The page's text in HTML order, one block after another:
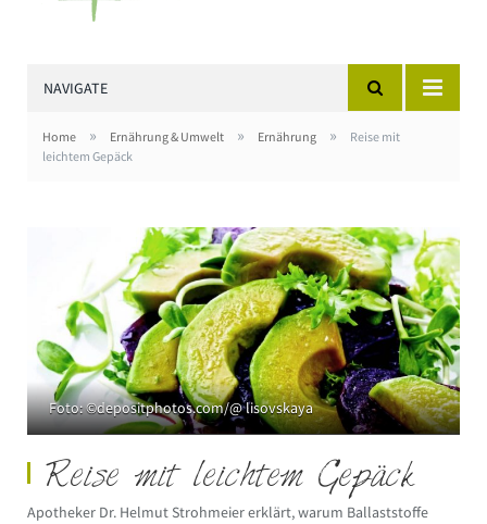
NAVIGATE
Home » Ernährung & Umwelt » Ernährung »
Reise mit
leichtem Gepäck
Foto: ©depositphotos.com/@ lisovskaya
Reise mit leichtem Gepäck
Apotheker Dr. Helmut Strohmeier erklärt, warum Ballaststoffe